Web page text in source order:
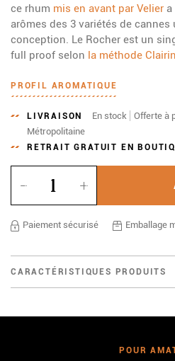
ce rhum mis en avant par Velier
arômes des 3 variétés de
conception. Le Rocher est un
full proof selon la méthode Clairin
PROFIL AROMATIQUE
LIVRAISON En stock
Offerte à
Métropolitaine
RETRAIT GRATUIT EN
Paiement sécurisé Emballage
CARACTÉRISTIQUES PRODUITS